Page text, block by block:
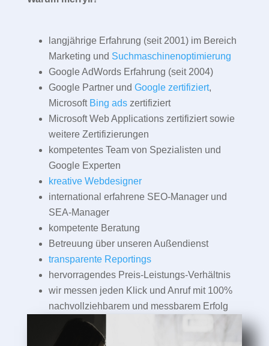
langjährige Erfahrung (seit 2001) im Bereich
Marketing und Suchmaschinenoptimierung
Google AdWords Erfahrung (seit 2004)
Google Partner und Google zertifiziert,
Microsoft Bing adszertifiziert
Microsoft Web Applications zertifiziert sowie
weitere Zertifizierungen
kompetentes Team von Spezialisten und
Google Experten
kreative Webdesigner
international erfahrene SEO-Manager und
SEA-Manager
kompetente Beratung
Betreuung über unseren Außendienst
transparente Reportings
hervorragendes Preis-Leistungs-Verhältnis
wir messen jeden Klick und Anruf mit 100%
nachvollziehbarem und messbarem Erfolg